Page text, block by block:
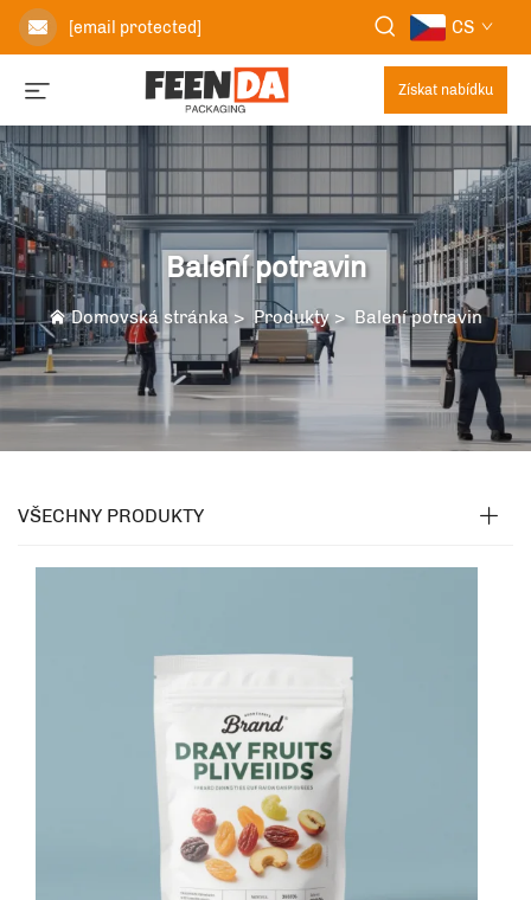
[email protected] CS
Získat nabídku
Balení potravin
Domovská stránka > Produkty > Balení potravin
VŠECHNY PRODUKTY